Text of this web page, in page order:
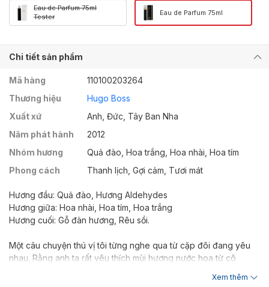
Eau de Parfum 75ml
Tester
Eau de Parfum 75ml
Chi tiết sản phẩm
Mã hàng
110100203264
Thương hiệu
Hugo Boss
Xuất xứ
Anh, Đức, Tây Ban Nha
Năm phát hành
2012
Nhóm hương
Quả đào, Hoa trắng, Hoa nhài, Hoa tím
Phong cách
Thanh lịch, Gợi cảm, Tươi mát
Hương đầu: Quả đào, Hương Aldehydes
Hương giữa: Hoa nhài, Hoa tím, Hoa trắng
Hương cuối: Gỗ đàn hương, Rêu sồi.
Một câu chuyện thú vị tôi từng nghe qua từ cặp đôi đang yêu
nhau. Rằng anh ta rất yêu thích mùi hương nước hoa từ cô
nước hoa đó cho mỗi lần hẹn hò của hai người. Hugo Boss Nuit
Xem thêm